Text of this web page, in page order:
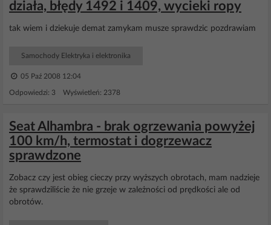
działa, błędy 1492 i 1409, wycieki ropy
tak wiem i dziekuje demat zamykam musze sprawdzic pozdrawiam
Samochody Elektryka i elektronika
05 Paź 2008 12:04
Odpowiedzi: 3 Wyświetleń: 2378
Seat Alhambra - brak ogrzewania powyżej
100 km/h, termostat i dogrzewacz
sprawdzone
Zobacz czy jest obieg cieczy przy wyższych obrotach, mam nadzieje
że sprawdziliście że nie grzeje w zależności od prędkości ale od
obrotów.